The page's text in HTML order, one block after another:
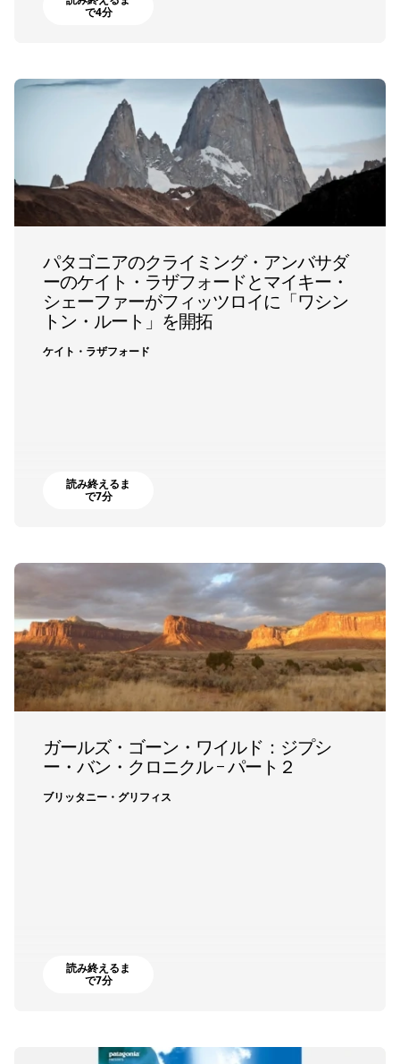
で4分
パタゴニアのクライミング・アンバサダ
ーのケイト・ラザフォードとマイキー・
シェーファーがフィッツロイに「ワシン
トン・ルート」を開拓
ケイト・ラザフォード
読み終えるま
で7分
ガールズ・ゴーン・ワイルド：ジプシ
ー・バン・クロニクル – パート２
ブリッタニー・グリフィス
読み終えるま
で7分